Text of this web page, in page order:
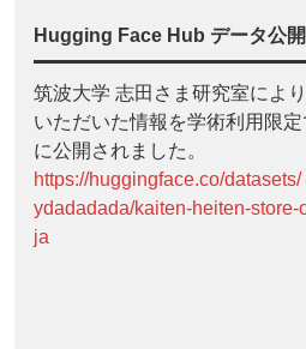
Hugging Face Hub データ公開
筑波大学 志田さま研究室によ
いただいた情報を学術利用限
に公開されました。
https://huggingface.co/datasets/
ydadadada/kaiten-heiten-
ja